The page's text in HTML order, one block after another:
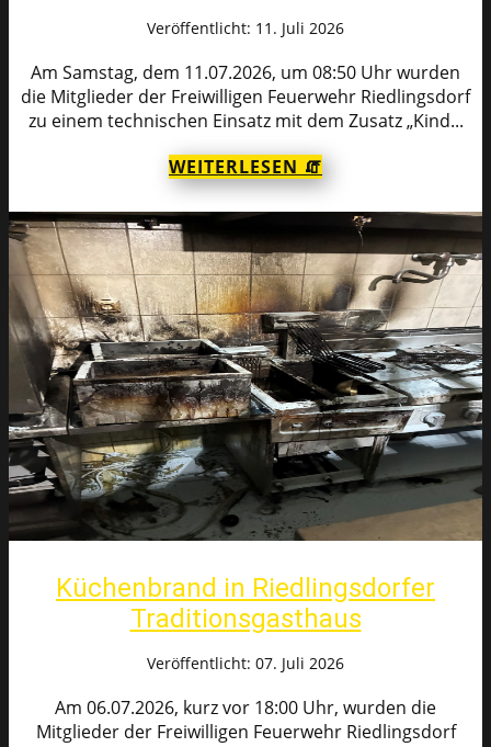
Veröffentlicht: 11. Juli 2026
Am Samstag, dem 11.07.2026, um 08:50 Uhr wurden
die Mitglieder der Freiwilligen Feuerwehr Riedlingsdorf
zu einem technischen Einsatz mit dem Zusatz „Kind...
WEITERLESEN 🧯
Küchenbrand in Riedlingsdorfer
Traditionsgasthaus
Veröffentlicht: 07. Juli 2026
Am 06.07.2026, kurz vor 18:00 Uhr, wurden die
Mitglieder der Freiwilligen Feuerwehr Riedlingsdorf